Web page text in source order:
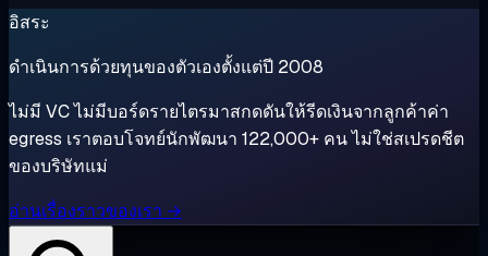
อิสระ
ดำเนินการด้วยทุนของตัวเองตั้งแต่ปี 2008
ไม่มี VC ไม่มีบอร์ดรายไตรมาสกดดันให้รีดเงินจากลูกค้าค่า
egress เราตอบโจทย์นักพัฒนา 122,000+ คน ไม่ใช่สเปรดชีต
ของบริษัทแม่
อ่านเรื่องราวของเรา →